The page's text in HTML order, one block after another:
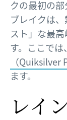
クの最初の
ブレイクは
スト」な最
す。ここでは
（Quiksilver
ます。
レイ